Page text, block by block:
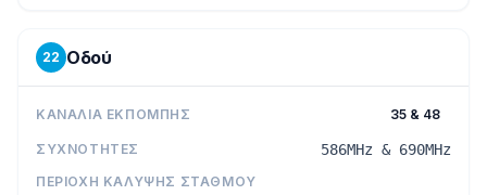
22 Οδού
ΚΑΝΆΛΙΑ ΕΚΠΟΜΠΉΣ 35 & 48
ΣΥΧΝΌΤΗΤΕΣ 586MHz & 690MHz
ΠΕΡΙΟΧΉ ΚΆΛΥΨΗΣ ΣΤΑΘΜΟΎ